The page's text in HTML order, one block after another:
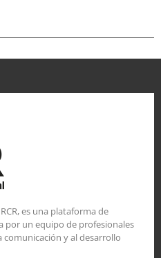
es una plataforma de
por un equipo de profesionales
y al desarrollo